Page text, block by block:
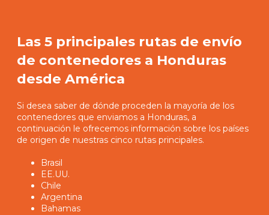
Las 5 principales rutas de envío
de contenedores a Honduras
desde América
Si desea saber de dónde proceden la mayoría de los
contenedores que enviamos a Honduras, a
continuación le ofrecemos información sobre los países
de origen de nuestras cinco rutas principales.
Brasil
EE.UU.
Chile
Argentina
Bahamas